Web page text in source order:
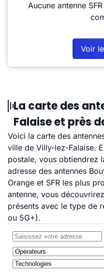
Aucune antenne
Voir
La carte des
Falaise et près
Voici la carte des
ville de Villy-lez-Falaise.
postale, vous obtiendrez
adresse des antennes
Orange et SFR les plus
antenne, vous
présents avec le type de
ou 5G+).